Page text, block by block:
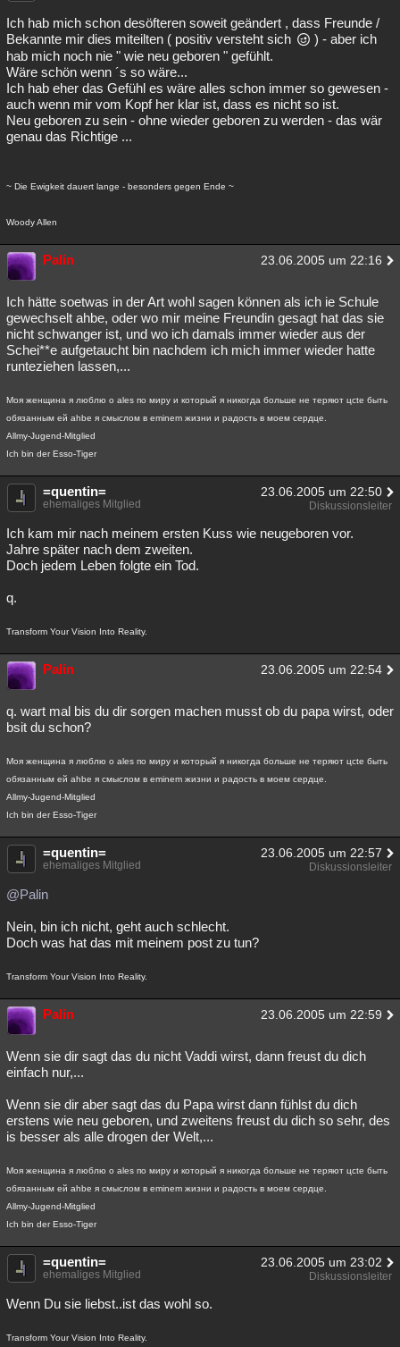
Besucht Teilgenommen Alle Neue Geschlossen
Lesenswert Schlüsselwörter
Ich hab mich schon desöfteren soweit geändert , dass Freunde /
Bekannte mir dies miteilten ( positiv versteht sich
) - aber ich
hab mich noch nie " wie neu geboren " gefühlt.
Wäre schön wenn ´s so wäre...
Ich hab eher das Gefühl es wäre alles schon immer so gewesen -
auch wenn mir vom Kopf her klar ist, dass es nicht so ist.
Neu geboren zu sein - ohne wieder geboren zu werden - das wär
genau das Richtige ...
~ Die Ewigkeit dauert lange - besonders gegen Ende ~
Woody Allen
Palin 23.06.2005 um 22:16
Ich hätte soetwas in der Art wohl sagen können als ich ie Schule
gewechselt ahbe, oder wo mir meine Freundin gesagt hat das sie
nicht schwanger ist, und wo ich damals immer wieder aus der
Schei**e aufgetaucht bin nachdem ich mich immer wieder hatte
runteziehen lassen,...
Моя женщина я люблю о ales по миру и который я никогда больше не теряют цcte быть
обязанным ей ahbe я смыслом в eminem жизни и радость в моем сердце.
Allmy-Jugend-Mitglied
Ich bin der Esso-Tiger
=quentin= 23.06.2005 um 22:50
ehemaliges Mitglied Diskussionsleiter
Ich kam mir nach meinem ersten Kuss wie neugeboren vor.
Jahre später nach dem zweiten.
Doch jedem Leben folgte ein Tod.
q.
Transform Your Vision Into Reality.
Palin 23.06.2005 um 22:54
q. wart mal bis du dir sorgen machen musst ob du papa wirst, oder
bsit du schon?
Моя женщина я люблю о ales по миру и который я никогда больше не теряют цcte быть
обязанным ей ahbe я смыслом в eminem жизни и радость в моем сердце.
Allmy-Jugend-Mitglied
Ich bin der Esso-Tiger
=quentin= 23.06.2005 um 22:57
ehemaliges Mitglied Diskussionsleiter
@Palin
Nein, bin ich nicht, geht auch schlecht.
Doch was hat das mit meinem post zu tun?
Transform Your Vision Into Reality.
Palin 23.06.2005 um 22:59
Wenn sie dir sagt das du nicht Vaddi wirst, dann freust du dich
einfach nur,...
Wenn sie dir aber sagt das du Papa wirst dann fühlst du dich
erstens wie neu geboren, und zweitens freust du dich so sehr, des
is besser als alle drogen der Welt,...
Моя женщина я люблю о ales по миру и который я никогда больше не теряют цcte быть
обязанным ей ahbe я смыслом в eminem жизни и радость в моем сердце.
Allmy-Jugend-Mitglied
Ich bin der Esso-Tiger
=quentin= 23.06.2005 um 23:02
ehemaliges Mitglied Diskussionsleiter
Wenn Du sie liebst..ist das wohl so.
Transform Your Vision Into Reality.